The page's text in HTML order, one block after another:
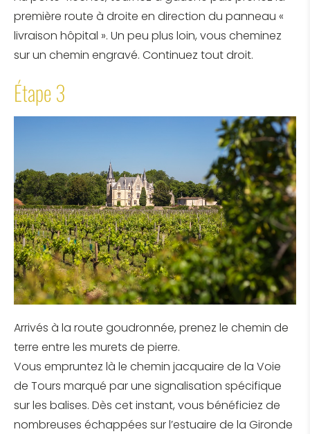
première route à droite en direction du panneau «
livraison hôpital ». Un peu plus loin, vous cheminez
sur un chemin engravé. Continuez tout droit.
Étape 3
Arrivés à la route goudronnée, prenez le chemin de
terre entre les murets de pierre.
Vous empruntez là le chemin jacquaire de la Voie
de Tours marqué par une signalisation spécifique
sur les balises. Dès cet instant, vous bénéficiez de
nombreuses échappées sur l’estuaire de la Gironde